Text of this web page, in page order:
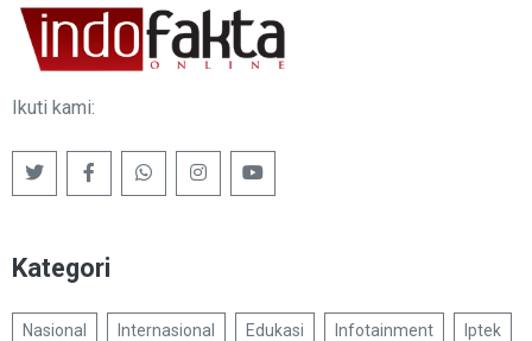
Ikuti kami:
Kategori
Nasional Internasional Edukasi Infotainment Iptek